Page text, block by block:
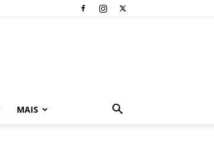
MAIS